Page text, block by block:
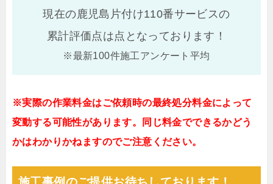
現在の鹿児島片付け110番サービスの
累計評価点は点となっております！
※最新100件施工アンケート平均
※実際の作業料金はご依頼時の最終処分料金によって
変動する可能性があります。同じ料金でできるかどう
かはわかりかねますのでご注意ください。